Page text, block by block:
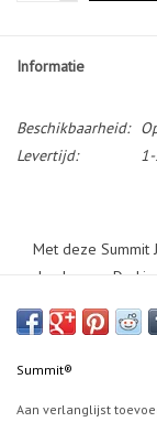
Informatie
Beschikbaarheid:
Levertijd:
Met deze Summit
dag komen. De
materialen en
tijdens als zijn
Summit®
Aan verlanglijst